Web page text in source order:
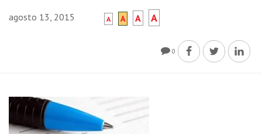
agosto 13, 2015 A A A A
0